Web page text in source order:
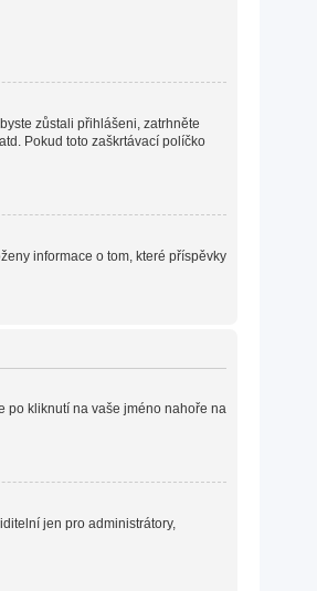
zůstali přihlášeni, zatrhněte
Pokud toto zaškrtávací políčko
informace o tom, které příspěvky
po kliknutí na vaše jméno nahoře na
jen pro administrátory,